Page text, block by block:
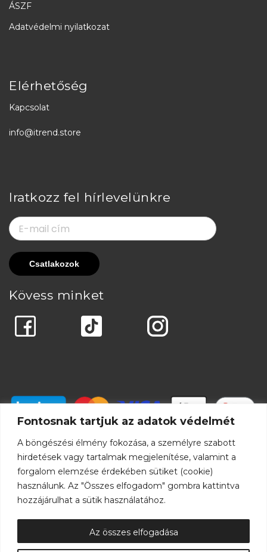
Fontosnak tartjuk az adatok védelmét
A böngészési élmény fokozása, a személyre szabott
hirdetések vagy tartalmak megjelenítése, valamint a
forgalom elemzése érdekében sütiket (cookie)
használunk. Az "Összes elfogadom" gombra kattintva
hozzájárulhat a sütik használatához.
Az összes elfogadása
ÁSZF
Adatvédelmi nyilatkozat
Elérhetőség
Kapcsolat
info@itrend.store
Iratkozz fel hírlevelünkre
Kövess minket